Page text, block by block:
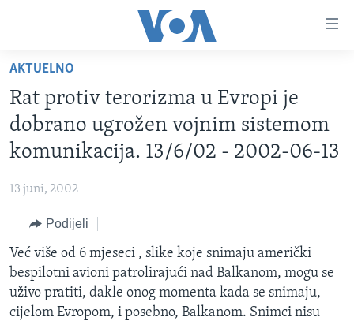
glavni
sadržaj
Pređi
na
glavnu
Idi
pretragu
VIDEO
FOTOGRAFIJE DANA
SJEDINJENE AMERIČKE DRŽAVE
BOSNA I HERCEGOVINA
SVIJET
NAUKA I TEHNOLOGIJA
SPECIJALNI PROJEKTI
KORUPCIJA
SLOBODA MEDIJA
ŽENSKA STRANA
AKTUELNO
Rat protiv terorizma u Evropi je
dobrano ugrožen vojnim sistemom
komunikacija. 13/6/02 - 2002-06-13
13 juni, 2002
Podijeli
Već više od 6 mjeseci , slike koje snimaju američki
bespilotni avioni patrolirajući nad Balkanom, mogu se
uživo pratiti, dakle onog momenta kada se snimaju,
cijelom Evropom, i posebno, Balkanom. Snimci nisu